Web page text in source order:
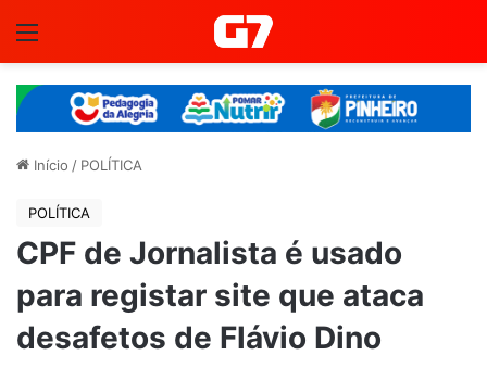
Início / POLÍTICA
POLÍTICA
CPF de Jornalista é usado
para registar site que ataca
desafetos de Flávio Dino